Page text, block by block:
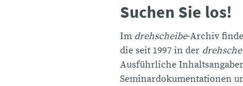
Suchen Sie los!
Im drehscheibe-Archiv
die seit 1997 in der
Ausführliche
Seminardokumentationen